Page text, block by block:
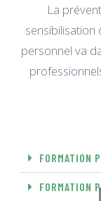
La
sensibilisation
personnel va
FORMATION
FORMATION